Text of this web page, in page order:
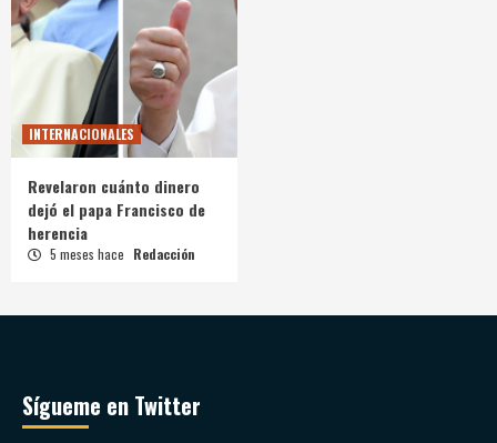
INTERNACIONALES
Revelaron cuánto dinero
dejó el papa Francisco de
herencia
5 meses hace Redacción
Sígueme en Twitter